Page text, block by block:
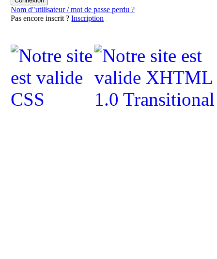
Nom d"utilisateur / mot de passe perdu ?
Pas encore inscrit ?Inscription